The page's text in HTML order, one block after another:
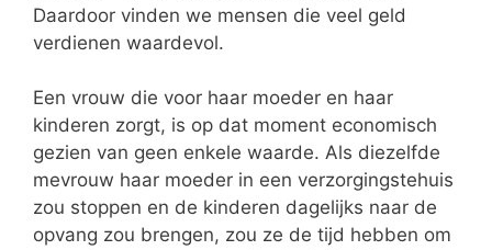
Daardoor vinden we mensen die veel geld
verdienen waardevol.
Een vrouw die voor haar moeder en haar
kinderen zorgt, is op dat moment economisch
gezien van geen enkele waarde. Als diezelfde
mevrouw haar moeder in een verzorgingstehuis
zou stoppen en de kinderen dagelijks naar de
opvang zou brengen, zou ze de tijd hebben om